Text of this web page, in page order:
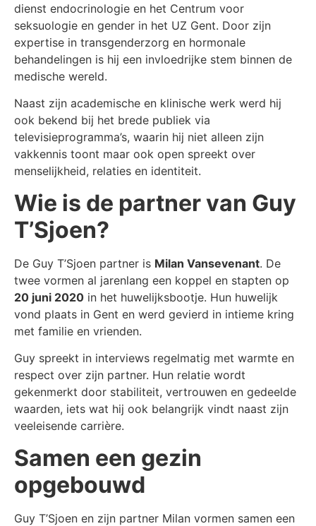
dienst endocrinologie en het Centrum voor
seksuologie en gender in het UZ Gent. Door zijn
expertise in transgenderzorg en hormonale
behandelingen is hij een invloedrijke stem binnen de
medische wereld.
Naast zijn academische en klinische werk werd hij
ook bekend bij het brede publiek via
televisieprogramma’s, waarin hij niet alleen zijn
vakkennis toont maar ook open spreekt over
menselijkheid, relaties en identiteit.
Wie is de partner van Guy
T’Sjoen?
De Guy T’Sjoen partner is Milan Vansevenant. De
twee vormen al jarenlang een koppel en stapten op
20 juni 2020 in het huwelijksbootje. Hun huwelijk
vond plaats in Gent en werd gevierd in intieme kring
met familie en vrienden.
Guy spreekt in interviews regelmatig met warmte en
respect over zijn partner. Hun relatie wordt
gekenmerkt door stabiliteit, vertrouwen en gedeelde
waarden, iets wat hij ook belangrijk vindt naast zijn
veeleisende carrière.
Samen een gezin
opgebouwd
Guy T’Sjoen en zijn partner Milan vormen samen een